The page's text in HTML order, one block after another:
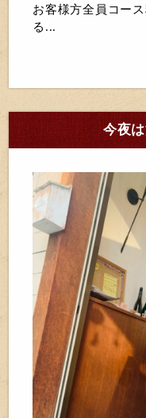
お客様方全員コー
る...
今夜